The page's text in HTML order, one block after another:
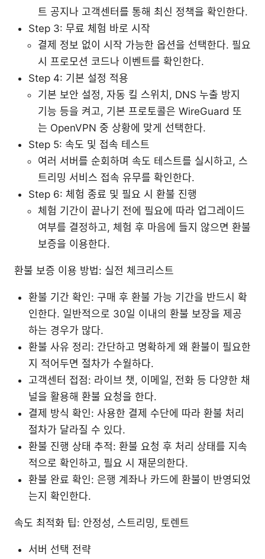
트 공지나 고객센터를 통해 최신 정책을 확인한다.
Step 3: 무료 체험 바로 시작
결제 정보 없이 시작 가능한 옵션을 선택한다. 필요
시 프로모션 코드나 이벤트를 확인한다.
Step 4: 기본 설정 적용
기본 보안 설정, 자동 킬 스위치, DNS 누출 방지
기능 등을 켜고, 기본 프로토콜은 WireGuard 또
는 OpenVPN 중 상황에 맞게 선택한다.
Step 5: 속도 및 접속 테스트
여러 서버를 순회하며 속도 테스트를 실시하고, 스
트리밍 서비스 접속 유무를 확인한다.
Step 6: 체험 종료 및 필요 시 환불 진행
체험 기간이 끝나기 전에 필요에 따라 업그레이드
여부를 결정하고, 체험 후 마음에 들지 않으면 환불
보증을 이용한다.
환불 보증 이용 방법: 실전 체크리스트
환불 기간 확인: 구매 후 환불 가능 기간을 반드시 확
인한다. 일반적으로 30일 이내의 환불 보장을 제공
하는 경우가 많다.
환불 사유 정리: 간단하고 명확하게 왜 환불이 필요한
지 적어두면 절차가 수월하다.
고객센터 접점: 라이브 챗, 이메일, 전화 등 다양한 채
널을 활용해 환불 요청을 한다.
결제 방식 확인: 사용한 결제 수단에 따라 환불 처리
절차가 달라질 수 있다.
환불 진행 상태 추적: 환불 요청 후 처리 상태를 지속
적으로 확인하고, 필요 시 재문의한다.
환불 완료 확인: 은행 계좌나 카드에 환불이 반영되었
는지 확인한다.
속도 최적화 팁: 안정성, 스트리밍, 토렌트
서버 선택 전략